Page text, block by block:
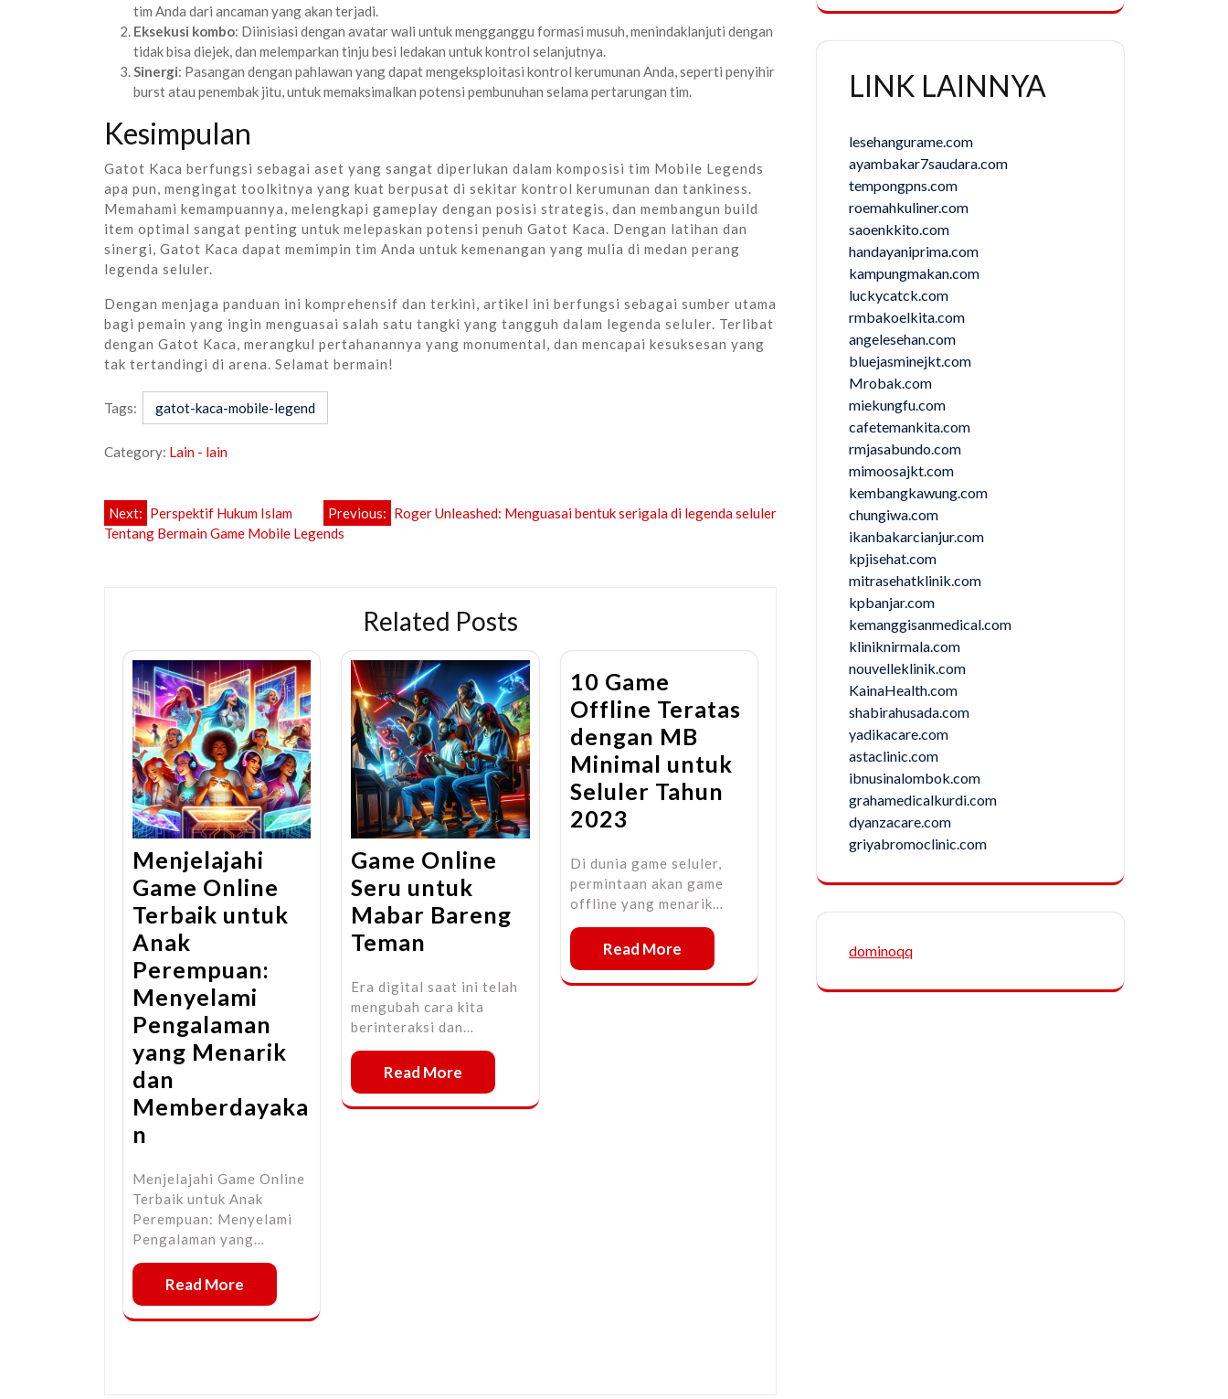
tim Anda dari ancaman yang akan terjadi.
Eksekusi kombo: Diinisiasi dengan avatar wali untuk mengganggu formasi musuh, menindaklanjuti dengan
tidak bisa diejek, dan melemparkan tinju besi ledakan untuk kontrol selanjutnya.
Sinergi: Pasangan dengan pahlawan yang dapat mengeksploitasi kontrol kerumunan Anda, seperti penyihir
burst atau penembak jitu, untuk memaksimalkan potensi pembunuhan selama pertarungan tim.
Kesimpulan
Gatot Kaca berfungsi sebagai aset yang sangat diperlukan dalam komposisi tim Mobile Legends
apa pun, mengingat toolkitnya yang kuat berpusat di sekitar kontrol kerumunan dan tankiness.
Memahami kemampuannya, melengkapi gameplay dengan posisi strategis, dan membangun build
item optimal sangat penting untuk melepaskan potensi penuh Gatot Kaca. Dengan latihan dan
sinergi, Gatot Kaca dapat memimpin tim Anda untuk kemenangan yang mulia di medan perang
legenda seluler.
Dengan menjaga panduan ini komprehensif dan terkini, artikel ini berfungsi sebagai sumber utama
bagi pemain yang ingin menguasai salah satu tangki yang tangguh dalam legenda seluler. Terlibat
dengan Gatot Kaca, merangkul pertahanannya yang monumental, dan mencapai kesuksesan yang
tak tertandingi di arena. Selamat bermain!
Tags: gatot-kaca-mobile-legend
Category: Lain - lain
Post
navigation
Previous: Roger Unleashed: Menguasai bentuk serigala di legenda seluler
Next: Perspektif Hukum Islam
Tentang Bermain Game Mobile Legends
Related Posts
Menjelajahi
Game Online
Terbaik untuk
Anak
Perempuan:
Menyelami
Pengalaman
yang Menarik
dan
Memberdayaka
n
Menjelajahi Game Online
Terbaik untuk Anak
Perempuan: Menyelami
Pengalaman yang…
Read More
Game Online
Seru untuk
Mabar Bareng
Teman
Era digital saat ini telah
mengubah cara kita
berinteraksi dan…
Read More
10 Game
Offline Teratas
dengan MB
Minimal untuk
Seluler Tahun
2023
Di dunia game seluler,
permintaan akan game
offline yang menarik…
Read More
LINK LAINNYA
lesehangurame.com
ayambakar7saudara.com
tempongpns.com
roemahkuliner.com
saoenkkito.com
handayaniprima.com
kampungmakan.com
luckycatck.com
rmbakoelkita.com
angelesehan.com
bluejasminejkt.com
Mrobak.com
miekungfu.com
cafetemankita.com
rmjasabundo.com
mimoosajkt.com
kembangkawung.com
chungiwa.com
ikanbakarcianjur.com
kpjisehat.com
mitrasehatklinik.com
kpbanjar.com
kemanggisanmedical.com
kliniknirmala.com
nouvelleklinik.com
KainaHealth.com
shabirahusada.com
yadikacare.com
astaclinic.com
ibnusinalombok.com
grahamedicalkurdi.com
dyanzacare.com
griyabromoclinic.com
dominoqq